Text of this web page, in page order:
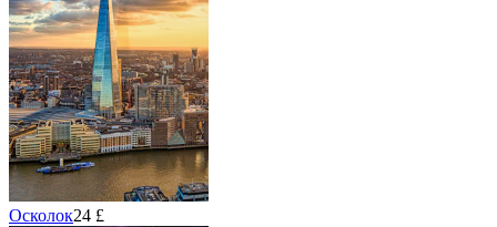
Осколок24 £